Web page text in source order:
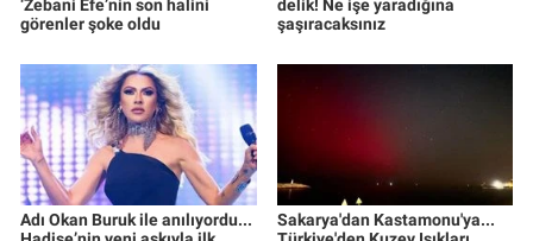
‘Zebani Efe’nin son halini
görenler şoke oldu
delik! Ne işe yaradığına
şaşıracaksınız
Adı Okan Buruk ile anılıyordu...
Sakarya'dan Kastamonu'ya...